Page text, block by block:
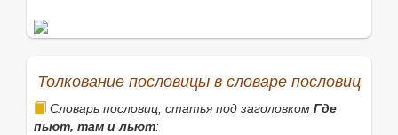
Толкование пословицы в словаре пословиц
Словарь пословиц, статья под заголовком Где
пьют, там и льют: